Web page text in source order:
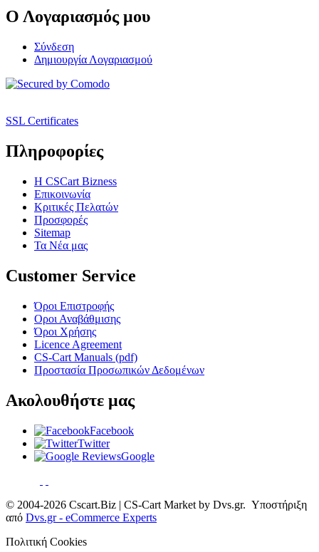
Ο Λογαριασμός μου
Σύνδεση
Δημιουργία Λογαριασμού
SSL Certificates
Πληροφορίες
Η CSCart Bizness
Επικοινωνία
Κριτικές Πελατών
Προσφορές
Sitemap
Τα Νέα μας
Customer Service
Όροι Επιστροφής
Οροι Αναβάθμισης
Όροι Χρήσης
Licence Agreement
CS-Cart Manuals (pdf)
Προστασία Προσωπικών Δεδομένων
Ακολουθήστε μας
Facebook
Twitter
Google
© 2004-2026 Cscart.Biz | CS-Cart Market by Dvs.gr. Υποστήριξη
από Dvs.gr - eCommerce Experts
Πολιτική Cookies